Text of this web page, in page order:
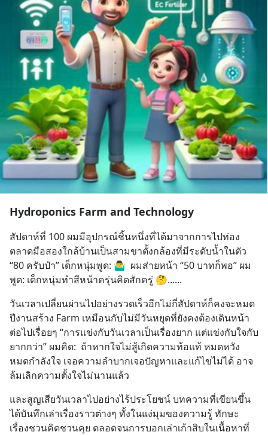
Hydroponics Farm and Technology
สัปดาห์ที่ 100 ผมมีอุปกรณ์ชิ้นหนึ่งที่ได้มาจากการไปท่อง
ตลาดมือสองใกล้บ้านเป็นสามขาตั้งกล้องที่มีระดับน้ำในตัว
“80 ครับป๋า” เด็กหนุ่มพูด: 🤷‍♂️  ผมส่ายหน้า “50 บาทก็พอ” ผม
พูด: เด็กหนุ่มทำสีหน้าครุ่นคิดสักครู่ 🤔......
วันเวลาเปลี่ยนผ่านไปอย่างรวดเร็วอีกไม่กี่สัปดาห์ก็คงจะหมด
ปีงานสร้าง Farm เหมือนกับไม่มีวันหยุดที่ยังคงต้องเดินหน้า
ต่อไปเรื่อยๆ “การแข่งกับวันเวลาเป็นเรื่องยาก แต่แข่งกับใจกับ
ยากกว่า” ผมคิด:  ถ้าหากใจไม่สู้เกิดความท้อแท้ หมดหวัง
หมดกำลังใจ เจอความลำบากเจอปัญหาและแก้ไขไม่ได้ อาจ
ล้มเลิกความตั้งใจไม่นานแล้ว
และสูญเสียวันเวลาไปอย่างไร้ประโยชน์ บทความที่เขียนขึ้น
ได้บันทึกเล่าเรื่องราวต่างๆ ทั้งในแง่มุมของความรู้ ทักษะ
เรื่องชวนคิดชวนคุย ตลอดจนการบอกเล่าเก้าสิบในเนื้อหาที่